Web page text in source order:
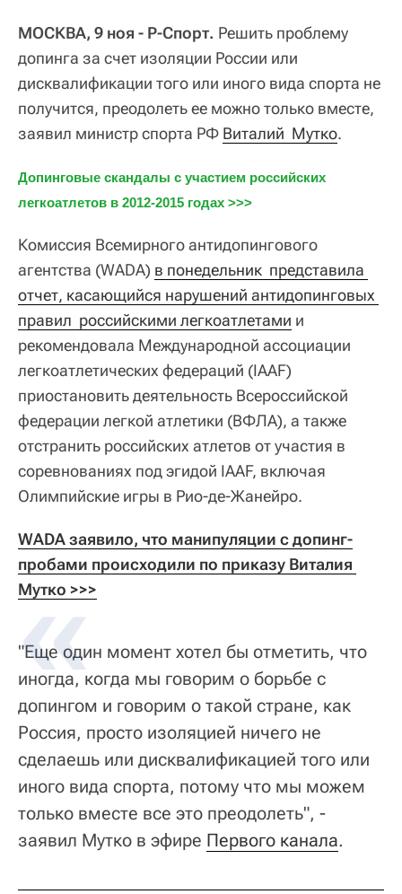
МОСКВА, 9 ноя - Р-Спорт. Решить проблему
допинга за счет изоляции России или
дисквалификации того или иного вида спорта не
получится, преодолеть ее можно только вместе,
заявил министр спорта РФ Виталий  Мутко.
Допинговые скандалы с участием российских
легкоатлетов в 2012-2015 годах >>>
Комиссия Всемирного антидопингового
агентства (WADA) в понедельник  представила
отчет, касающийся нарушений антидопинговых
правил  российскими легкоатлетами и
рекомендовала Международной ассоциации
легкоатлетических федераций (IAAF)
приостановить деятельность Всероссийской
федерации легкой атлетики (ВФЛА), а также
отстранить российских атлетов от участия в
соревнованиях под эгидой IAAF, включая
Олимпийские игры в Рио-де-Жанейро.
WADA заявило, что манипуляции с допинг-
пробами происходили по приказу Виталия
Мутко >>>
"Еще один момент хотел бы отметить, что
иногда, когда мы говорим о борьбе с
допингом и говорим о такой стране, как
Россия, просто изоляцией ничего не
сделаешь или дисквалификацией того или
иного вида спорта, потому что мы можем
только вместе все это преодолеть", -
заявил Мутко в эфире Первого канала.